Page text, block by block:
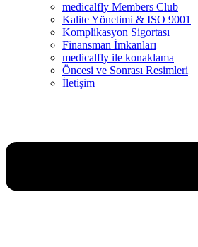
medicalfly Members Club
Kalite Yönetimi & ISO 9001
Komplikasyon Sigortası
Finansman İmkanları
medicalfly ile konaklama
Öncesi ve Sonrası Resimleri
İletişim